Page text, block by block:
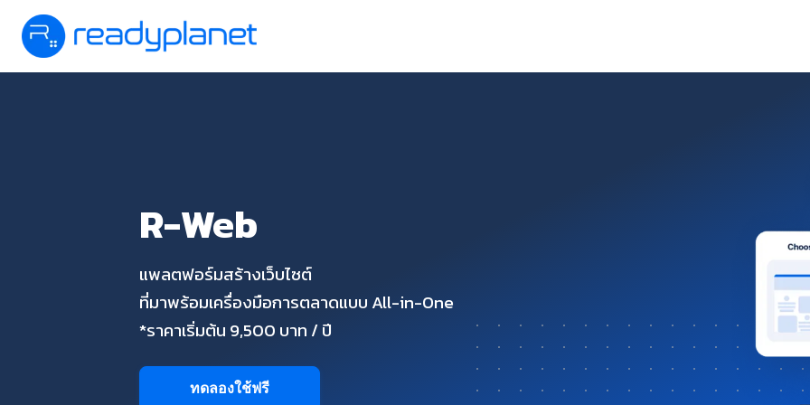
R-Web
แพลตฟอร์มสร้างเว็บไซต์
ที่มาพร้อมเครื่องมือการตลาดแบบ All-in-One
*ราคาเริ่มต้น 9,500 บาท / ปี
ทดลองใช้ฟรี